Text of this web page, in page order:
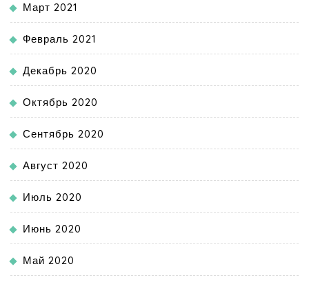
Март 2021
Февраль 2021
Декабрь 2020
Октябрь 2020
Сентябрь 2020
Август 2020
Июль 2020
Июнь 2020
Май 2020